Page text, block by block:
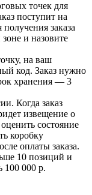
точек для
поступит на
заказа
и назовите
на ваш
код. Заказ нужно
хранения — 3
Когда заказ
извещение о
состояние
коробку
оплаты заказа.
10 позиций и
100 000 р.